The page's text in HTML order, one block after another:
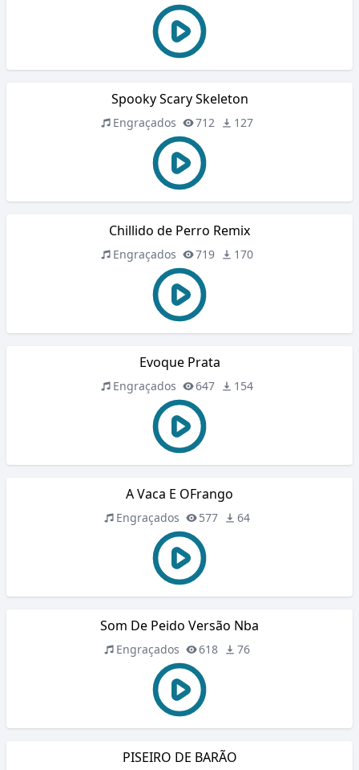
Spooky Scary Skeleton
Engraçados 712 127
Chillido de Perro Remix
Engraçados 719 170
Evoque Prata
Engraçados 647 154
A Vaca E OFrango
Engraçados 577 64
Som De Peido Versão Nba
Engraçados 618 76
PISEIRO DE BARÃO